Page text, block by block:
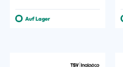
Auf Lager